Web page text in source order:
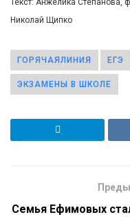
Текст: Анжелика Степанова,
Николай Щипко
ГОРЯЧАЯЛИНИЯ ЕГЭ
ЭКЗАМЕНЫ В ШКОЛЕ
Семья Ефимовых